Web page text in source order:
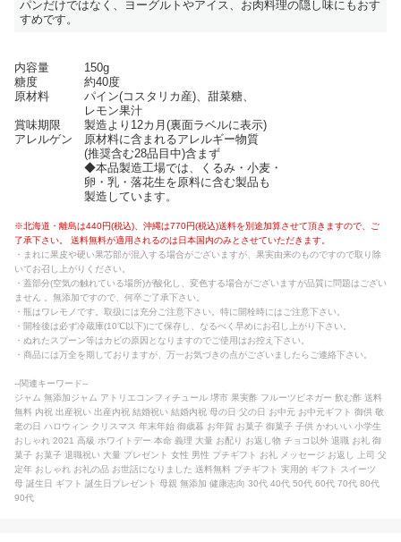
パンだけではなく、ヨーグルトやアイス、お肉料理の隠し味にもおす
すめです。
内容量 150g
糖度 約40度
原材料 パイン(コスタリカ産)、甜菜糖、
レモン果汁
賞味期限 製造より12カ月(裏面ラベルに表示)
アレルゲン 原材料に含まれるアレルギー物質
(推奨含む28品目中)含まず
◆本品製造工場では、くるみ・小麦・
卵・乳・落花生を原料に含む製品も
製造しています。
※北海道・離島は440円(税込)、沖縄は770円(税込)送料を別途加算させて頂きますので、ご
了承下さい。 送料無料が適用されるのは日本国内のみとさせていただきます。
・まれに果皮や硬い果芯部が混入する場合がございますが、果実由来のものですので取り除
いてお召し上がりください。
・蓋部分(空気の触れている場所)が酸化し、変色する場合がございますが品質に問題はござい
ません 。無添加ですので、何卒ご了承下さい。
・瓶はワレモノです。取扱には充分ご注意下さい。特に開栓時にはご注意下さい。
・開栓後は必ず冷蔵庫(10℃以下)にて保存し、なるべく早めにお召し上がり下さい。
・ぬれたスプーン等はカビの原因となりますのでご使用はお控え下さい。
・商品には万全を期しておりますが、万一お気づきの点がございましたらご連絡下さい。
--関連キーワード--
ジャム 無添加ジャム アトリエコンフィチュール 堺市 果実酢 フルーツビネガー 飲む酢 送料
無料 内祝 出産祝い 出産内祝 結婚祝い 結婚内祝 母の日 父の日 お中元 お中元ギフト 御供 敬
老の日 ハロウィン クリスマス 年末年始 御歳暮 お年賀 お菓子 御菓子 子供 かわいい 小学生
おしゃれ 2021 高級 ホワイトデー 本命 義理 大量 お配り お返し物 チョコ以外 退職 お礼 御
菓子 お菓子 退職祝い 大量 プレゼント 女性 男性 プチギフト お礼 メッセージ お返し 上司 父
定年 おしゃれ お礼の品 お世話になりました 送料無料 プチギフト 実用的 ギフト スイーツ
母 誕生日 ギフト 誕生日プレゼント 母親 無添加 健康志向 30代 40代 50代 60代 70代 80代
90代